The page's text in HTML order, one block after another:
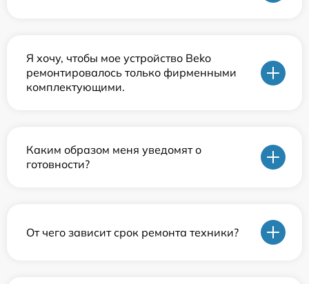
Я хочу, чтобы мое устройство Beko
ремонтировалось только фирменными
комплектующими.
Каким образом меня уведомят о
готовности?
От чего зависит срок ремонта техники?